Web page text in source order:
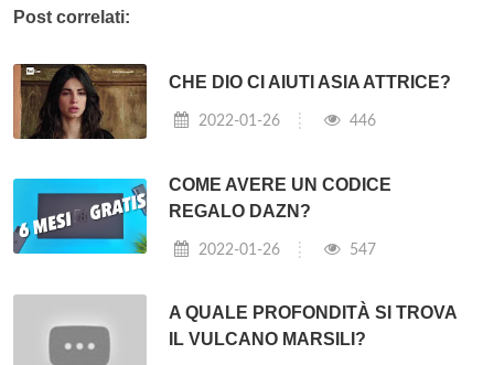
Post correlati:
CHE DIO CI AIUTI ASIA ATTRICE?
2022-01-26 446
COME AVERE UN CODICE
REGALO DAZN?
2022-01-26 547
A QUALE PROFONDITÀ SI TROVA
IL VULCANO MARSILI?